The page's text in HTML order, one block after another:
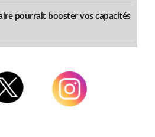
pourrait booster vos capacités